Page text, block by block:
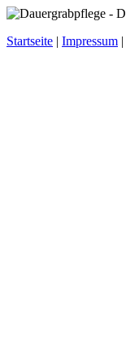
Startseite | Impressum |